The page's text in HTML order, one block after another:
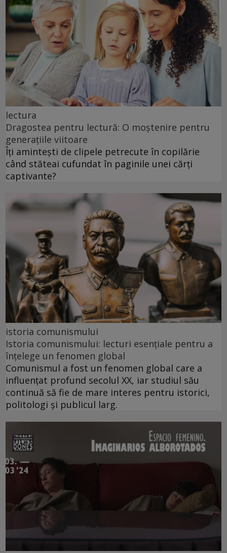
lectura
Dragostea pentru lectură: O moștenire pentru
generațiile viitoare
Îți amintești de clipele petrecute în copilărie
când stăteai cufundat în paginile unei cărți
captivante?
istoria comunismului
Istoria comunismului: lecturi esențiale pentru a
înțelege un fenomen global
Comunismul a fost un fenomen global care a
influențat profund secolul XX, iar studiul său
continuă să fie de mare interes pentru istorici,
politologi și publicul larg.